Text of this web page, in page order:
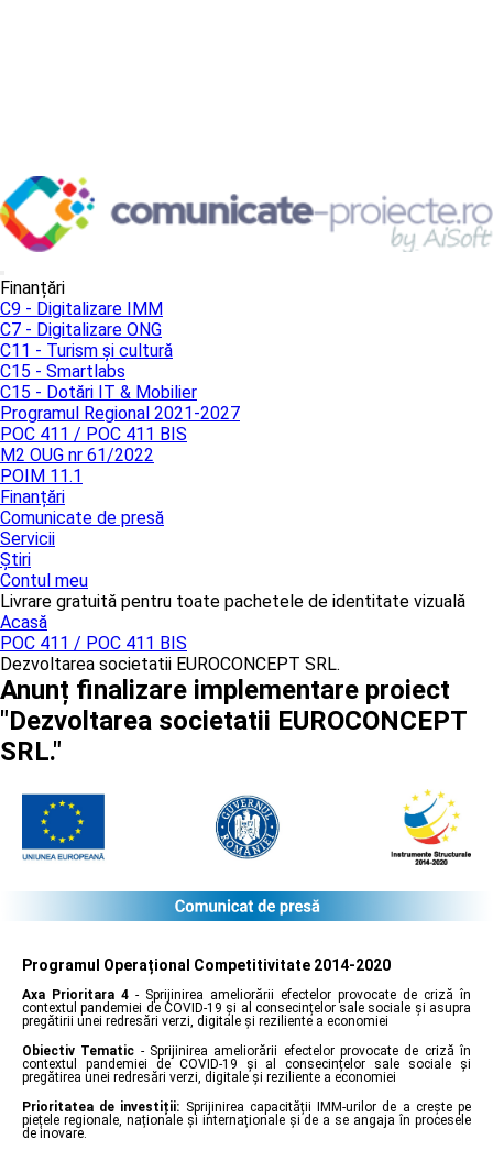
Finanțări
C9 - Digitalizare IMM
C7 - Digitalizare ONG
C11 - Turism și cultură
C15 - Smartlabs
C15 - Dotări IT & Mobilier
Programul Regional 2021-2027
POC 411 / POC 411 BIS
M2 OUG nr 61/2022
POIM 11.1
Finanțări
Comunicate de presă
Servicii
Știri
Contul meu
Livrare gratuită pentru toate pachetele de identitate vizuală
Acasă
POC 411 / POC 411 BIS
Dezvoltarea societatii EUROCONCEPT SRL.
Anunț finalizare implementare proiect
"Dezvoltarea societatii EUROCONCEPT
SRL."
Programul Operațional Competitivitate 2014-2020
Axa Prioritara 4 - Sprijinirea ameliorării efectelor provocate de criză în
contextul pandemiei de COVID-19 și al consecințelor sale sociale și asupra
pregătirii unei redresări verzi, digitale și reziliente a economiei
Obiectiv Tematic - Sprijinirea ameliorării efectelor provocate de criză în
contextul pandemiei de COVID-19 și al consecințelor sale sociale și
pregătirea unei redresări verzi, digitale și reziliente a economiei
Prioritatea de investiții: Sprijinirea capacității IMM-urilor de a crește pe
piețele regionale, naționale și internaționale și de a se angaja în procesele
de inovare.